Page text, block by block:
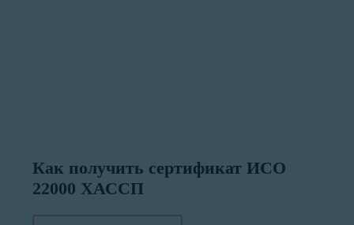
Как получить сертификат ИСО
22000 ХАССП